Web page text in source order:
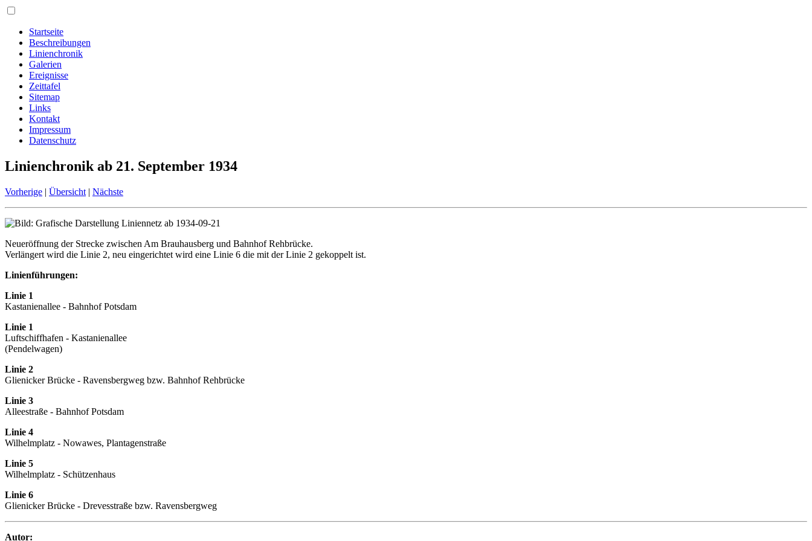
Startseite
Beschreibungen
Linienchronik
Galerien
Ereignisse
Zeittafel
Sitemap
Links
Kontakt
Impressum
Datenschutz
Linienchronik ab 21. September 1934
Vorherige | Übersicht | Nächste
Neueröffnung der Strecke zwischen Am Brauhausberg und Bahnhof Rehbrücke.
Verlängert wird die Linie 2, neu eingerichtet wird eine Linie 6 die mit der Linie 2 gekoppelt ist.
Linienführungen:
Linie 1
Kastanienallee - Bahnhof Potsdam
Linie 1
Luftschiffhafen - Kastanienallee
(Pendelwagen)
Linie 2
Glienicker Brücke - Ravensbergweg bzw. Bahnhof Rehbrücke
Linie 3
Alleestraße - Bahnhof Potsdam
Linie 4
Wilhelmplatz - Nowawes, Plantagenstraße
Linie 5
Wilhelmplatz - Schützenhaus
Linie 6
Glienicker Brücke - Drevesstraße bzw. Ravensbergweg
Autor: